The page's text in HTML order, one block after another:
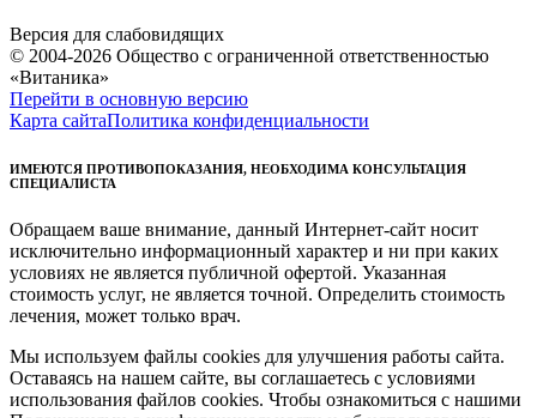
Версия для слабовидящих
© 2004-2026 Общество с ограниченной ответственностью
«Витаника»
Перейти в основную версию
Карта сайтаПолитика конфиденциальности
ИМЕЮТСЯ ПРОТИВОПОКАЗАНИЯ, НЕОБХОДИМА КОНСУЛЬТАЦИЯ
СПЕЦИАЛИСТА
Обращаем ваше внимание, данный Интернет-сайт носит
исключительно информационный характер и ни при каких
условиях не является публичной офертой. Указанная
стоимость услуг, не является точной. Определить стоимость
лечения, может только врач.
Мы используем файлы cookies для улучшения работы сайта.
Оставаясь на нашем сайте, вы соглашаетесь с условиями
использования файлов cookies. Чтобы ознакомиться с нашими